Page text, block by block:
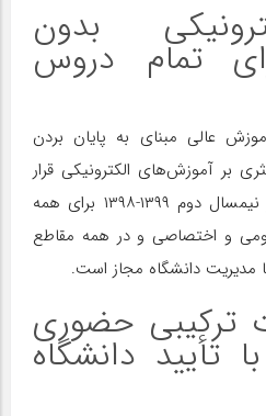
بدون
تمام دروس
عالی مبنای به پایان بردن
بر آموزش‌های الکترونیکی قرار
دهند. آموزش الکترونیکی در نیمسال دوم ۱۳۹۹-۱۳۹۸ برای همه
و اختصاصی و در همه مقاطع
دانشگاه مجاز است.
ترکیبی حضوری
تأیید دانشگاه